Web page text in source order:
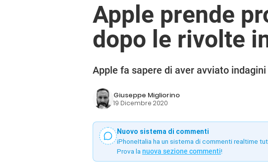
Apple prende
dopo le rivolte
Apple fa sapere di aver avviato
Giuseppe Migliorino
19 Dicembre 2020
Nuovo sistema di commenti
iPhoneItalia ha un sistema di commenti realtime
Prova la nuova sezione commenti!